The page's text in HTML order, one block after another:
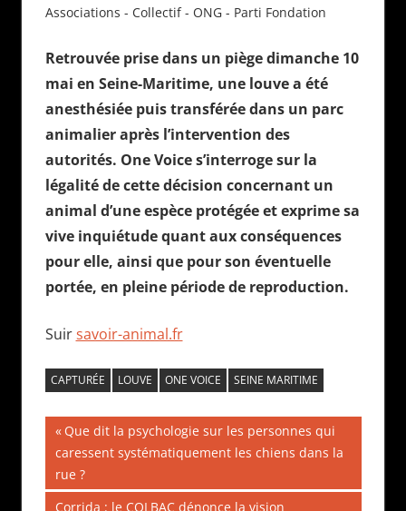
Associations - Collectif - ONG - Parti Fondation
Retrouvée prise dans un piège dimanche 10
mai en Seine-Maritime, une louve a été
anesthésiée puis transférée dans un parc
animalier après l’intervention des
autorités. One Voice s’interroge sur la
légalité de cette décision concernant un
animal d’une espèce protégée et exprime sa
vive inquiétude quant aux conséquences
pour elle, ainsi que pour son éventuelle
portée, en pleine période de reproduction.
Suirsavoir-animal.fr
CAPTURÉE LOUVE ONE VOICE SEINE MARITIME
Navigation
de
l’article
Publication
précédente :
Que dit la psychologie sur les personnes qui
caressent systématiquement les chiens dans la
rue ?
Publication
Corrida : le COLBAC dénonce la vision